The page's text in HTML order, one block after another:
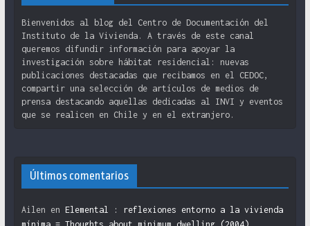
Bienvenidos al blog del Centro de Documentación del
Instituto de la Vivienda. A través de este canal
queremos difundir información para apoyar la
investigación sobre hábitat residencial: nuevas
publicaciones destacadas que recibamos en el CEDOC,
compartir una selección de artículos de medios de
prensa destacando aquellas dedicadas al INVI y eventos
que se realicen en Chile y en el extranjero.
Últimos comentarios
Ailen en Elemental : reflexiones entorno a la vivienda